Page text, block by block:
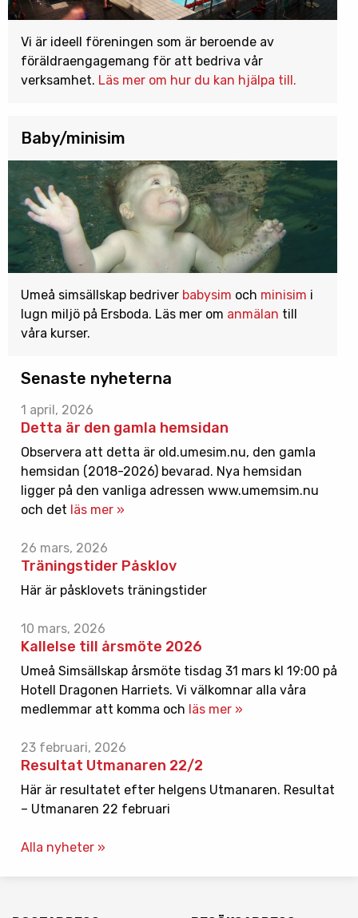
Vi är ideell föreningen som är beroende av
föräldraengagemang för att bedriva vår
verksamhet. Läs mer om hur du kan hjälpa till.
Baby/minisim
Umeå simsällskap bedriver babysim och minisim i
lugn miljö på Ersboda. Läs mer om anmälan till
våra kurser.
Senaste nyheterna
1 april, 2026
Detta är den gamla hemsidan
Observera att detta är old.umesim.nu, den gamla
hemsidan (2018-2026) bevarad. Nya hemsidan
ligger på den vanliga adressen www.umemsim.nu
och det läs mer »
26 mars, 2026
Träningstider Påsklov
Här är påsklovets träningstider
10 mars, 2026
Kallelse till årsmöte 2026
Umeå Simsällskap årsmöte tisdag 31 mars kl 19:00 på
Hotell Dragonen Harriets. Vi välkomnar alla våra
medlemmar att komma och läs mer »
23 februari, 2026
Resultat Utmanaren 22/2
Här är resultatet efter helgens Utmanaren. Resultat
– Utmanaren 22 februari
Alla nyheter »